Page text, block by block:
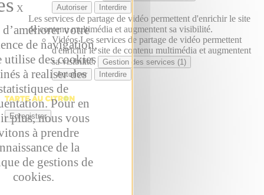
Autoriser
Interdire
Les services de partage de vidéo permettent d'enrichir le site
de contenu multimédia et augmentent sa visibilité.
Vidéos Les services de partage de vidéo permettent
d'enrichir le site de contenu multimédia et augmentent
sa visibilité.
Gestion des services (1)
Autoriser
Interdire
Enregistrer
X
votre
de navigation,
utilise des cookies
à realiser des
de
Pour en
plus, nous vous
à prendre
de la
de gestions de
cookies.